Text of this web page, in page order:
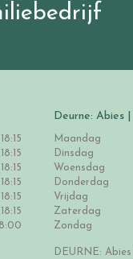
Deurne: Abies |
Maandag
Dinsdag
Woensdag
Donderdag
Vrijdag
Zaterdag
Zondag
DEURNE: Abies